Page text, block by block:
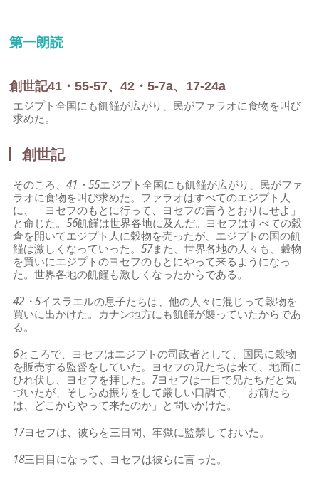
第一朗読
創世記41・55-57、42・5-7a、17-24a
エジプト全国にも飢饉が広がり、民がファラオに食物を叫び
求めた。
創世記
そのころ、41・55エジプト全国にも飢饉が広がり、民がファ
ラオに食物を叫び求めた。ファラオはすべてのエジプト人
に、「ヨセフのもとに行って、ヨセフの言うとおりにせよ」
と命じた。56飢饉は世界各地に及んだ。ヨセフはすべての穀
倉を開いてエジプト人に穀物を売ったが、エジプトの国の飢
饉は激しくなっていった。57また、世界各地の人々も、穀物
を買いにエジプトのヨセフのもとにやって来るようになっ
た。世界各地の飢饉も激しくなったからである。
42・5イスラエルの息子たちは、他の人々に混じって穀物を
買いに出かけた。カナン地方にも飢饉が襲っていたからであ
る。
6ところで、ヨセフはエジプトの司政者として、国民に穀物
を販売する監督をしていた。ヨセフの兄たちは来て、地面に
ひれ伏し、ヨセフを拝した。 7ヨセフは一目で兄たちだと気
づいたが、そしらぬ振りをして厳しい口調で、「お前たち
は、どこからやって来たのか」と問いかけた。
17ヨセフは、彼らを三日間、牢獄に監禁しておいた。
18三日目になって、ヨセフは彼らに言った。